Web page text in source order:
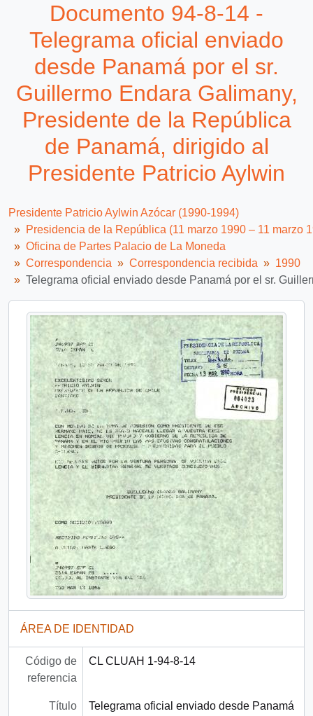
Documento 94-8-18 - Carta enviada desde Londres por la parlamentaria británica Gwyneth Dunwoody, miembro de la Cámara de los Comunes del Reino Unido, al Presidente Patricio Aylwin
22 más...
Documento 94-8-14 -
Telegrama oficial enviado
desde Panamá por el sr.
Guillermo Endara Galimany,
Presidente de la República
de Panamá, dirigido al
Presidente Patricio Aylwin
Presidente Patricio Aylwin Azócar (1990-1994)
Presidencia de la República (11 marzo 1990 – 11 marzo
Oficina de Partes Palacio de La Moneda
Correspondencia
Correspondencia recibida
1990
Telegrama oficial enviado desde Panamá por el sr.
ÁREA DE IDENTIDAD
Código de
referencia
CL CLUAH 1-94-8-14
Título
Telegrama oficial enviado desde Panamá